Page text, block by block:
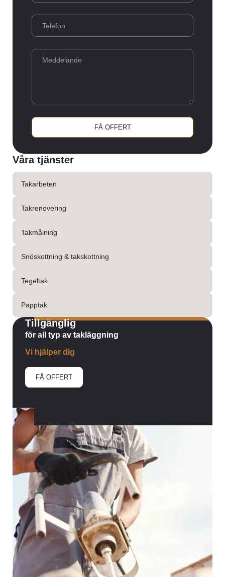
FÅ OFFERT
Våra tjänster
Takarbeten
Takrenovering
Takmålning
Snöskottning & takskottning
Tegeltak
Papptak
Tillgänglig
för all typ av takläggning
Vi hjälper dig
FÅ OFFERT